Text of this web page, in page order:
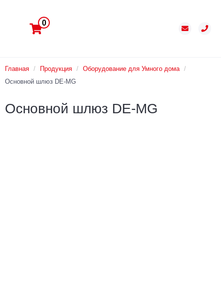
0
Главная / Продукция / Оборудование для Умного дома /
Основной шлюз DE-MG
Основной шлюз DE-MG